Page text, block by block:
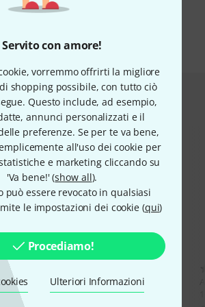
Servito con amore!
vorremmo offrirti la migliore
shopping possibile, con tutto ciò
Questo include, ad esempio,
annunci personalizzati e il
preferenze. Se per te va bene,
all'uso dei cookie per
e marketing cliccando su
'Va bene!' (show all).
può essere revocato in qualsiasi
le impostazioni dei cookie (qui)
Procediamo!
Ulteriori Informazioni
Tutte le marche
Hot Deals
Roll-
EurometArakno Projector
Mount Bk